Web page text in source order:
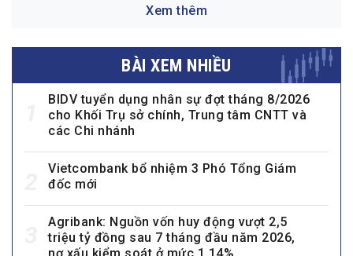
Xem thêm
BÀI XEM NHIỀU
BIDV tuyển dụng nhân sự đợt tháng 8/2026
cho Khối Trụ sở chính, Trung tâm CNTT và
các Chi nhánh
Vietcombank bổ nhiệm 3 Phó Tổng Giám
đốc mới
Agribank: Nguồn vốn huy động vượt 2,5
triệu tỷ đồng sau 7 tháng đầu năm 2026,